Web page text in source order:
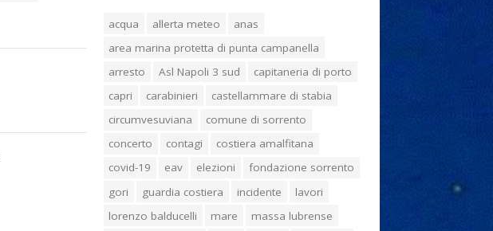
acqua allerta meteo
anas
area marina protetta di punta campanella
arresto
Asl Napoli 3 sud
capitaneria di porto
capri
carabinieri
castellammare di stabia
circumvesuviana
comune di sorrento
concerto
contagi
costiera amalfitana
covid-19
eav elezioni
fondazione sorrento
gori
guardia costiera incidente
lavori
lorenzo balducelli
mare
massa lubrense